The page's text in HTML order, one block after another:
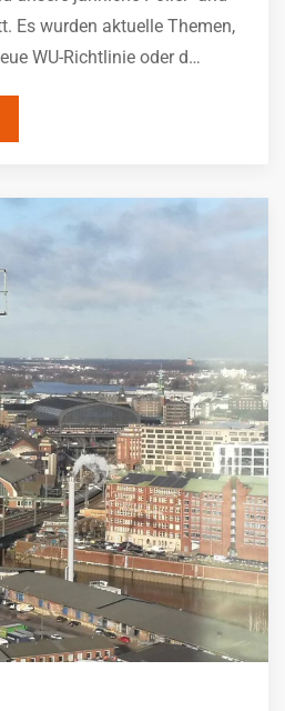
Es wurden aktuelle Themen,
WU-Richtlinie oder d…